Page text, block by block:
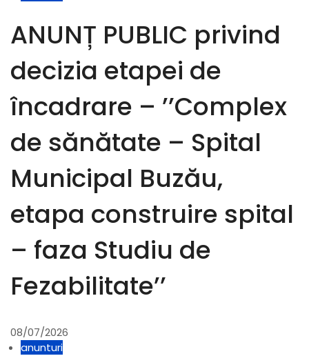
ANUNȚ PUBLIC privind
decizia etapei de
încadrare – ’’Complex
de sănătate – Spital
Municipal Buzău,
etapa construire spital
– faza Studiu de
Fezabilitate’’
08/07/2026
anunturi